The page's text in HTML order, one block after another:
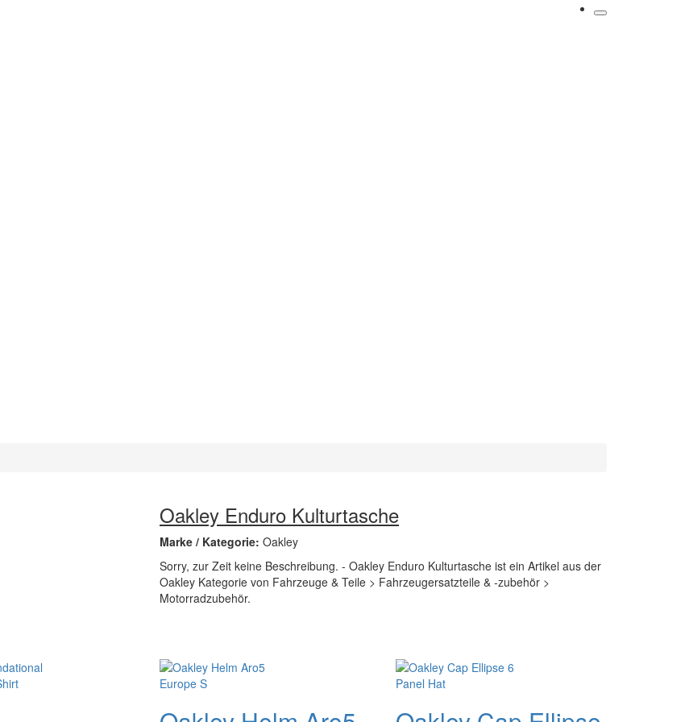
Oakley Enduro Kulturtasche
Marke / Kategorie: Oakley
Sorry, zur Zeit keine Beschreibung. - Oakley Enduro Kulturtasche ist ein Artikel aus der
Oakley Kategorie von Fahrzeuge & Teile > Fahrzeugersatzteile & -zubehör >
Motorradzubehör.